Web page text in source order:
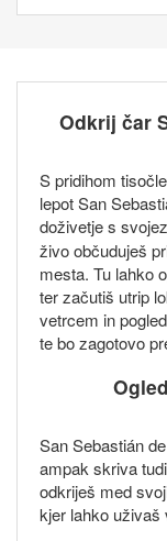
Odkrij čar
S pridihom
lepot San
doživetje s
živo občuduješ
mesta. Tu lahko
ter začutiš utrip
vetrcem in
te bo zagotovo
San Sebastián
ampak skriva
odkriješ med
kjer lahko uživaš